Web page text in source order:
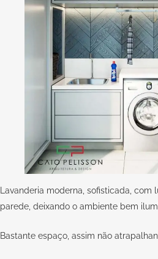
Lavanderia moderna, sofisticada, com
parede, deixando o ambiente bem
Bastante espaço, assim não